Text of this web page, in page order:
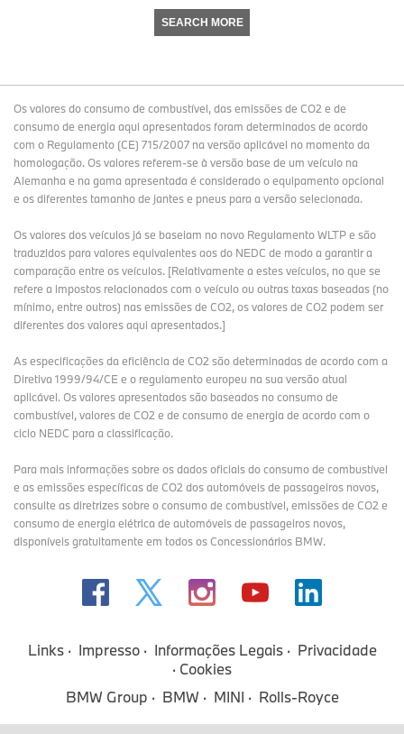
SEARCH MORE
Os valores do consumo de combustível, das emissões de CO2 e de
consumo de energia aqui apresentados foram determinados de acordo
com o Regulamento (CE) 715/2007 na versão aplicável no momento da
homologação. Os valores referem-se à versão base de um veículo na
Alemanha e na gama apresentada é considerado o equipamento opcional
e os diferentes tamanho de jantes e pneus para a versão selecionada.
Os valores dos veículos já se baseiam no novo Regulamento WLTP e são
traduzidos para valores equivalentes aos do NEDC de modo a garantir a
comparação entre os veículos. [Relativamente a estes veículos, no que se
refere a impostos relacionados com o veículo ou outras taxas baseadas (no
mínimo, entre outros) nas emissões de CO2, os valores de CO2 podem ser
diferentes dos valores aqui apresentados.]
As especificações da eficiência de CO2 são determinadas de acordo com a
Diretiva 1999/94/CE e o regulamento europeu na sua versão atual
aplicável. Os valores apresentados são baseados no consumo de
combustível, valores de CO2 e de consumo de energia de acordo com o
ciclo NEDC para a classificação.
Para mais informações sobre os dados oficiais do consumo de combustível
e as emissões específicas de CO2 dos automóveis de passageiros novos,
consulte as diretrizes sobre o consumo de combustível, emissões de CO2 e
consumo de energia elétrica de automóveis de passageiros novos,
disponíveis gratuitamente em todos os Concessionários BMW.
Links Impresso Informações Legais
Privacidade
Cookies
BMW Group
BMW MINI Rolls-Royce